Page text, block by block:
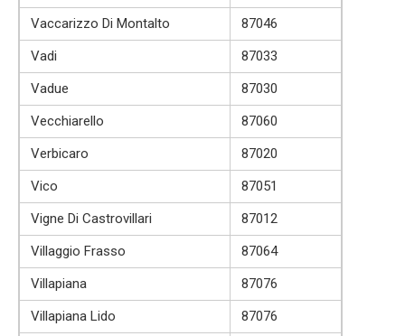
Vaccarizzo Di Montalto
87046
Vadi
87033
Vadue
87030
Vecchiarello
87060
Verbicaro
87020
Vico
87051
Vigne Di Castrovillari
87012
Villaggio Frasso
87064
Villapiana
87076
Villapiana Lido
87076